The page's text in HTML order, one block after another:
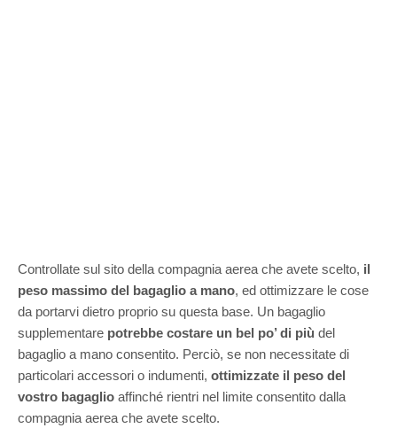
Controllate sul sito della compagnia aerea che avete scelto, il
peso massimo del bagaglio a mano, ed ottimizzare le cose
da portarvi dietro proprio su questa base. Un bagaglio
supplementare potrebbe costare un bel po’ di più del
bagaglio a mano consentito. Perciò, se non necessitate di
particolari accessori o indumenti, ottimizzate il peso del
vostro bagaglio affinché rientri nel limite consentito dalla
compagnia aerea che avete scelto.